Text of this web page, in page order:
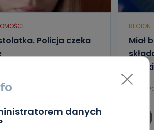
danych
Policja czeka
0
REGION
Miał